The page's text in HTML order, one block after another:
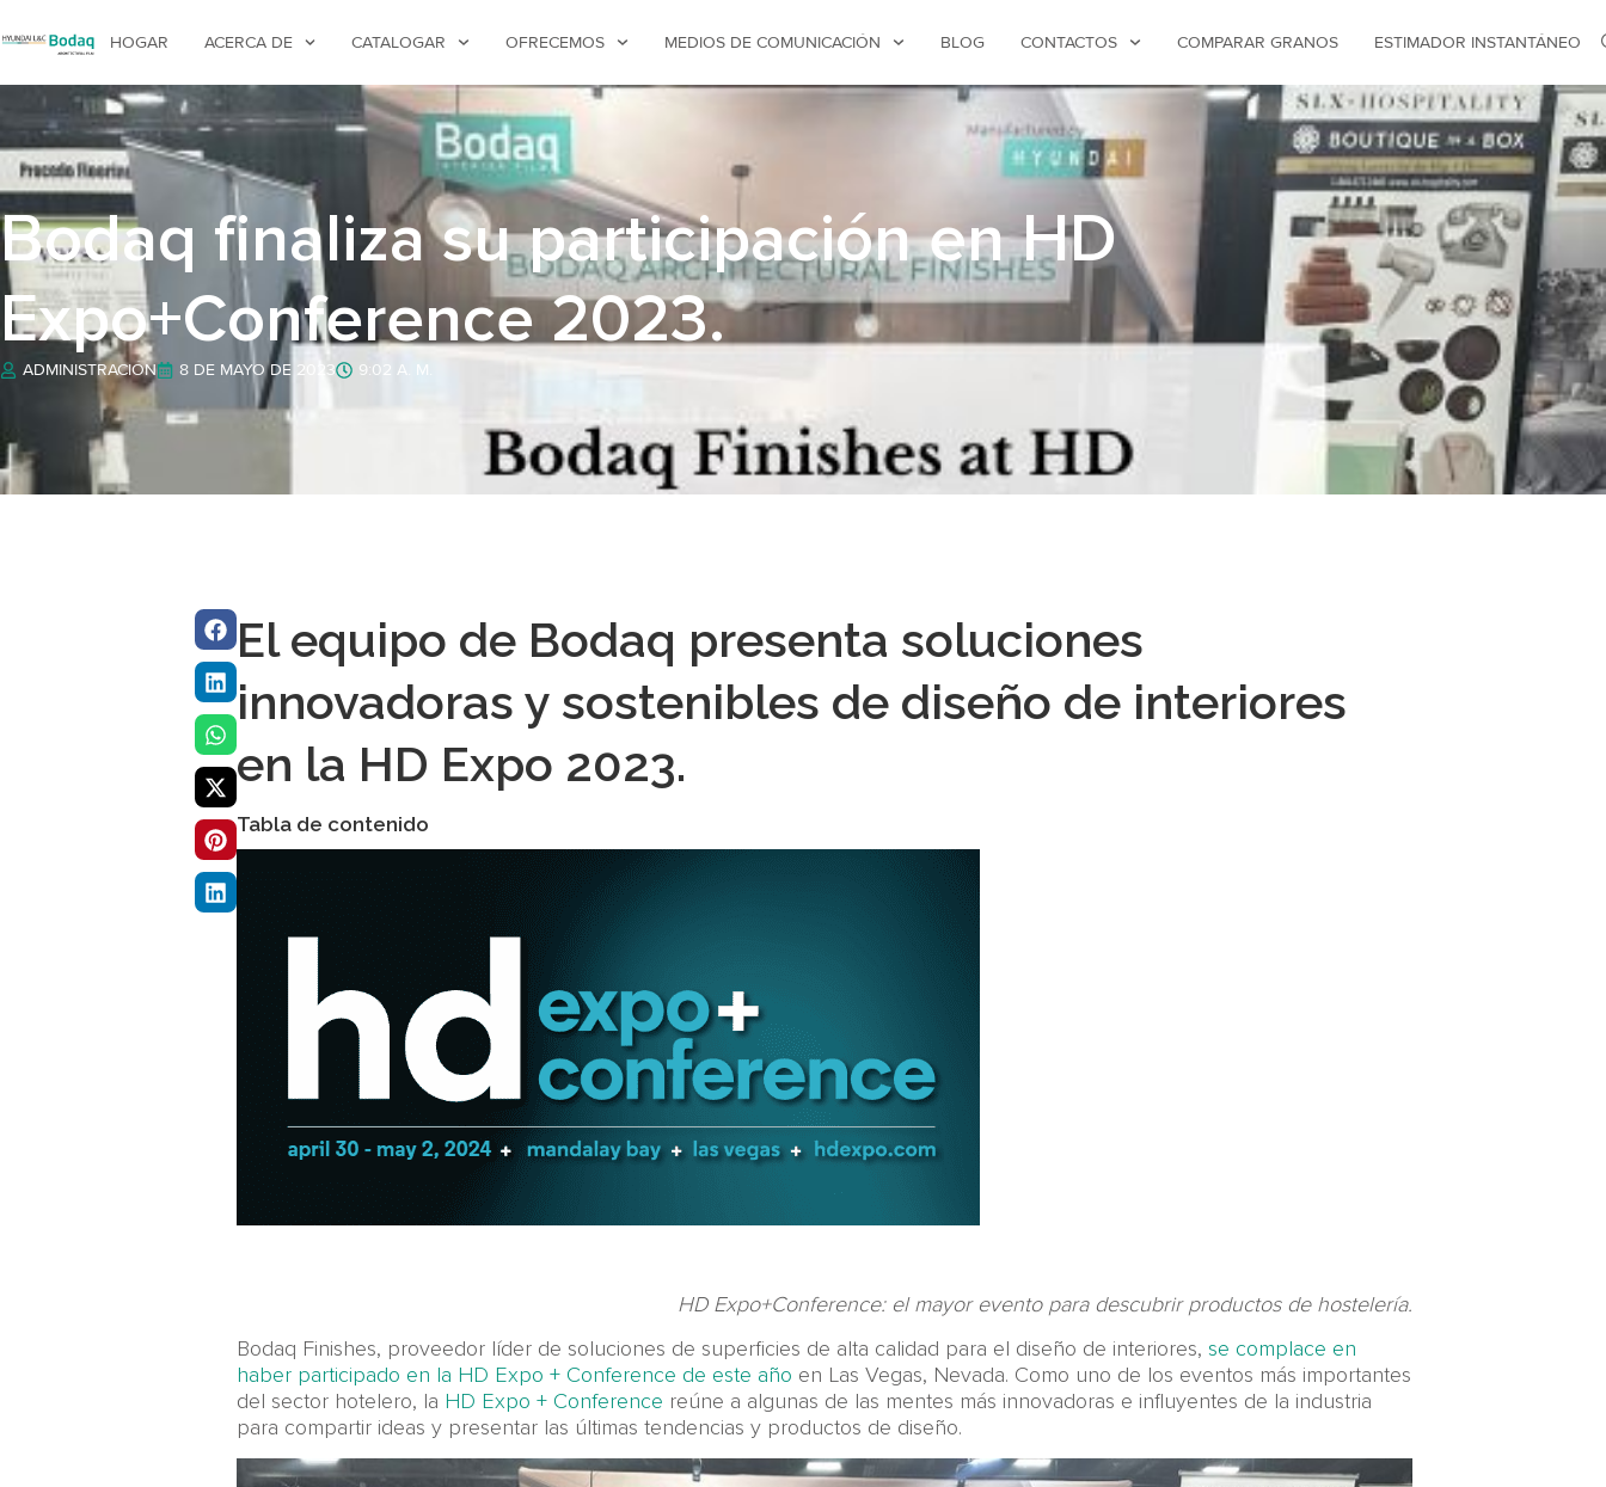
HOGAR ACERCA DE CATALOGAR OFRECEMOS MEDIOS DE COMUNICACIÓN BLOG CONTACTOS COMPARAR GRANOS ESTIMADOR INSTANTÁNEO
Bodaq finaliza su participación en HD
Expo+Conference 2023.
ADMINISTRACIÓN 8 DE MAYO DE 2023 9:02 A. M.
El equipo de Bodaq presenta soluciones
innovadoras y sostenibles de diseño de interiores
en la HD Expo 2023.
Tabla de contenido
HD Expo+Conference: el mayor evento para descubrir productos de hostelería.
Bodaq Finishes, proveedor líder de soluciones de superficies de alta calidad para el diseño de interiores, se complace en
haber participado en la HD Expo + Conference de este año en Las Vegas, Nevada. Como uno de los eventos más importantes
del sector hotelero, la HD Expo + Conference reúne a algunas de las mentes más innovadoras e influyentes de la industria
para compartir ideas y presentar las últimas tendencias y productos de diseño.